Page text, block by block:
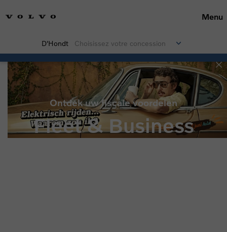
Menu
D'Hondt Choisissez votre concession
Ontdek uw fiscale voordelen
Fleet & Business